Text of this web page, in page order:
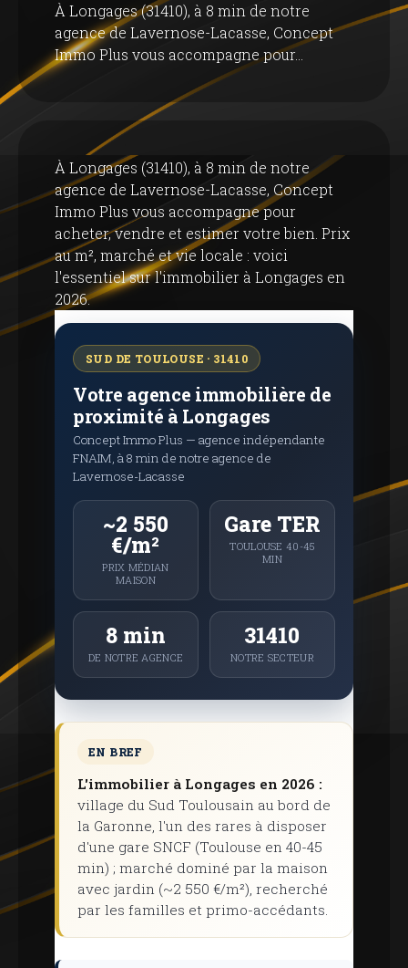
À Longages (31410), à 8 min de notre
agence de Lavernose-Lacasse, Concept
Immo Plus vous accompagne pour...
À Longages (31410), à 8 min de notre
agence de Lavernose-Lacasse, Concept
Immo Plus vous accompagne pour
acheter, vendre et estimer votre bien. Prix ​​
au m², marché et vie locale : voici
l'essentiel sur l'immobilier à Longages en
2026.
SUD DE TOULOUSE · 31410
Votre agence immobilière de
proximité à Longages
Concept Immo Plus — agence indépendante
FNAIM, à 8 min de notre agence de
Lavernose-Lacasse
~2 550
€/m²
PRIX ​​MÉDIAN
MAISON
Gare TER
TOULOUSE 40-45
MIN
8 min
DE NOTRE AGENCE
31410
NOTRE SECTEUR
EN BREF
L'immobilier à Longages en 2026 :
village du Sud Toulousain au bord de
la Garonne, l'un des rares à disposer
d'une gare SNCF (Toulouse en 40-45
min) ; marché dominé par la maison
avec jardin (~2 550 €/m²), recherché
par les familles et primo-accédants.